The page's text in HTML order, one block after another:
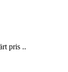
pris ..